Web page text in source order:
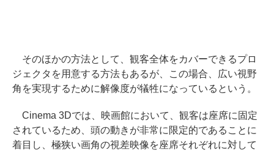
そのほかの方法として、観客全体をカバーできるプロ
ジェクタを用意する方法もあるが、この場合、広い視野
角を実現するために解像度が犠牲になっているという。
Cinema 3Dでは、映画館において、観客は座席に固定
されているため、頭の動きが非常に限定的であることに
着目し、極狭い画角の視差映像を座席それぞれに対して